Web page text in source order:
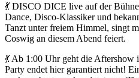
💃 DISCO DICE live auf der
Dance, Disco-Klassiker und
Tanzt unter freiem Himmel, singt
Coswig an diesem Abend feiert.
💃 Ab 1:00 Uhr geht die
Party endet hier garantiert nicht!